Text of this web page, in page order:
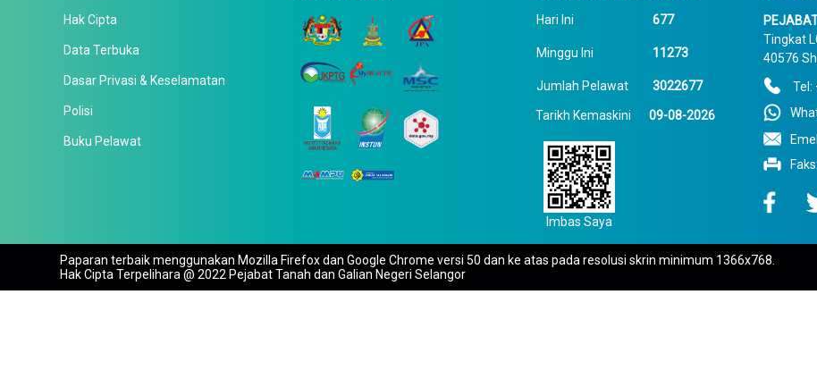
Hak Cipta
Data Terbuka
Dasar Privasi & Keselamatan
Polisi
Buku Pelawat
Hari Ini 677
Minggu Ini 11273
Jumlah Pelawat 3022677
Tarikh Kemaskini 09-08-2026
Imbas Saya
Tingkat
40576
Tel:
Paparan terbaik menggunakan Mozilla Firefox dan Google Chrome versi 50 dan ke atas pada resolusi skrin minimum 1366x768.
Hak Cipta Terpelihara @ 2022 Pejabat Tanah dan Galian Negeri Selangor